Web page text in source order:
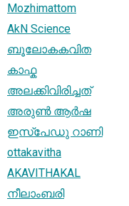
Mozhimattom
AkN Science
ബൂലോകകവിത
കാഫ്ക
അലക്കിവിരിച്ചത്
അരുണ്‍ ആർഷ
ഇസ്പേഡു റാണി
ottakavitha
AKAVITHAKAL
നീലാംബരി